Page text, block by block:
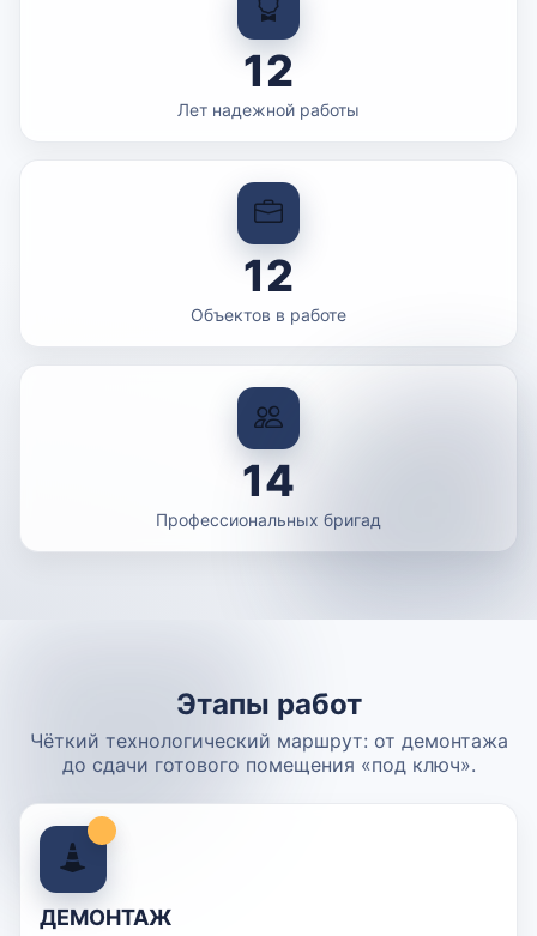
12
Лет надежной работы
12
Объектов в работе
14
Профессиональных бригад
Этапы работ
Чёткий технологический маршрут: от демонтажа
до сдачи готового помещения «под ключ».
ДЕМОНТАЖ